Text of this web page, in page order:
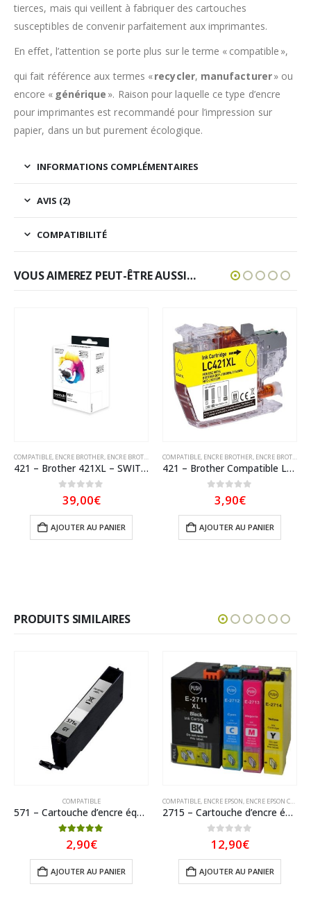
tierces, mais qui veillent à fabriquer des cartouches
susceptibles de convenir parfaitement aux imprimantes.
En effet, l’attention se porte plus sur le terme « compatible »,
qui fait référence aux termes «recycler, manufacturer» ou
encore « générique ». Raison pour laquelle ce type d’encre
pour imprimantes est recommandé pour l’impression sur
papier, dans un but purement écologique.
INFORMATIONS COMPLÉMENTAIRES
AVIS (2)
COMPATIBILITÉ
VOUS AIMEREZ PEUT-ÊTRE AUSSI…
COMPATIBLE, ENCRE BROTHER, ENCRE BROTHER COMPATIBLE ,SWITCH
421 – Brother 421XL – SWITCH Pack x 4 jet d’encre compatible avec LC421XLVAL – Noir Cyan Magenta Jaune
0sur 5
39,00€
AJOUTER AU PANIER
COMPATIBLE, ENCRE BROTHER, ENCRE BROTHER COMPATIBLE
421 – Brother Compatible LC 421 XL cartouche Jaune
sur 5
3,90€
AJOUTER AU PANIER
PRODUITS SIMILAIRES
COMPATIBLE
571 – Cartouche d’encre équivalent CANON CLI-571GY XL compatible 0335C001 (CLI571) – GRIS XL
5.00 sur 5
2,90€
AJOUTER AU PANIER
COMPATIBLE, ENCRE EPSON, ENCRE EPSON COMPATIBLE
2715 – Cartouche d’encre équivalent EPSON T2715XL 27XL compatible « Réveil » Pack 4 couleurs XL
sur 5
12,90€
AJOUTER AU PANIER